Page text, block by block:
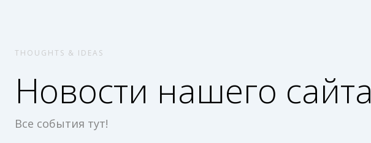
THOUGHTS & IDEAS
Новости нашего сайта
Все события тут!